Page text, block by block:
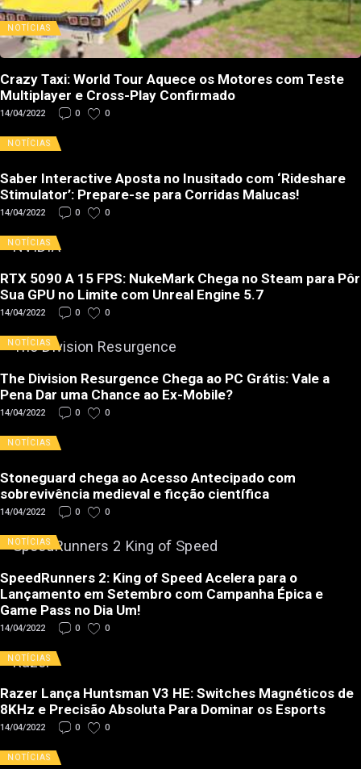
NOTÍCIAS
Crazy Taxi: World Tour Aquece os Motores com Teste
Multiplayer e Cross-Play Confirmado
14/04/2022 0 0
NOTÍCIAS
Saber Interactive Aposta no Inusitado com ‘Rideshare
Stimulator’: Prepare-se para Corridas Malucas!
14/04/2022 0 0
NOTÍCIAS
RTX 5090 A 15 FPS: NukeMark Chega no Steam para Pôr
Sua GPU no Limite com Unreal Engine 5.7
14/04/2022 0 0
NOTÍCIAS
The Division Resurgence Chega ao PC Grátis: Vale a
Pena Dar uma Chance ao Ex-Mobile?
14/04/2022 0 0
NOTÍCIAS
Stoneguard chega ao Acesso Antecipado com
sobrevivência medieval e ficção científica
14/04/2022 0 0
NOTÍCIAS
SpeedRunners 2: King of Speed Acelera para o
Lançamento em Setembro com Campanha Épica e
Game Pass no Dia Um!
14/04/2022 0 0
NOTÍCIAS
Razer Lança Huntsman V3 HE: Switches Magnéticos de
8KHz e Precisão Absoluta Para Dominar os Esports
14/04/2022 0 0
NOTÍCIAS